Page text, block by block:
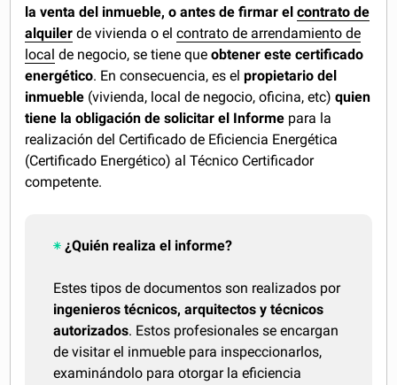
la venta del inmueble, o antes de firmar elcontrato de
alquiler de vivienda o elcontrato de arrendamiento de
local de negocio, se tiene queobtener este certificado
energético. En consecuencia, es el propietario del
inmueble (vivienda, local de negocio, oficina, etc)quien
tiene la obligación de solicitar el Informe para la
realización del Certificado de Eficiencia Energética
(Certificado Energético) al Técnico Certificador
competente.
¿Quién realiza el informe?
Estes tipos de documentos son realizados por
ingenieros técnicos, arquitectos y técnicos
autorizados. Estos profesionales se encargan
de visitar el inmueble para inspeccionarlos,
examinándolo para otorgar la eficiencia